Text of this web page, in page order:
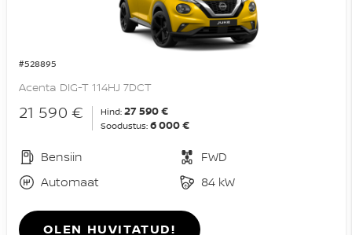
#528895
Acenta DIG-T 114HJ 7DCT
21 590 € Hind: 27 590 €
Soodustus: 6 000 €
Bensiin
FWD
Automaat
84 kW
OLEN HUVITATUD!